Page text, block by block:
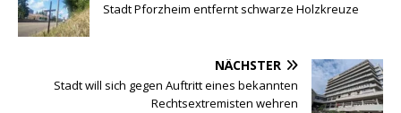
Stadt Pforzheim entfernt schwarze Holzkreuze
NÄCHSTER
Stadt will sich gegen Auftritt eines bekannten
Rechtsextremisten wehren